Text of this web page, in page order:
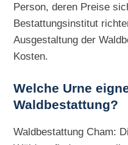
Person, deren Preise
Bestattungsinstitut
Ausgestaltung der
Kosten.
Welche Urne
Waldbestattung?
Waldbestattung Cham: